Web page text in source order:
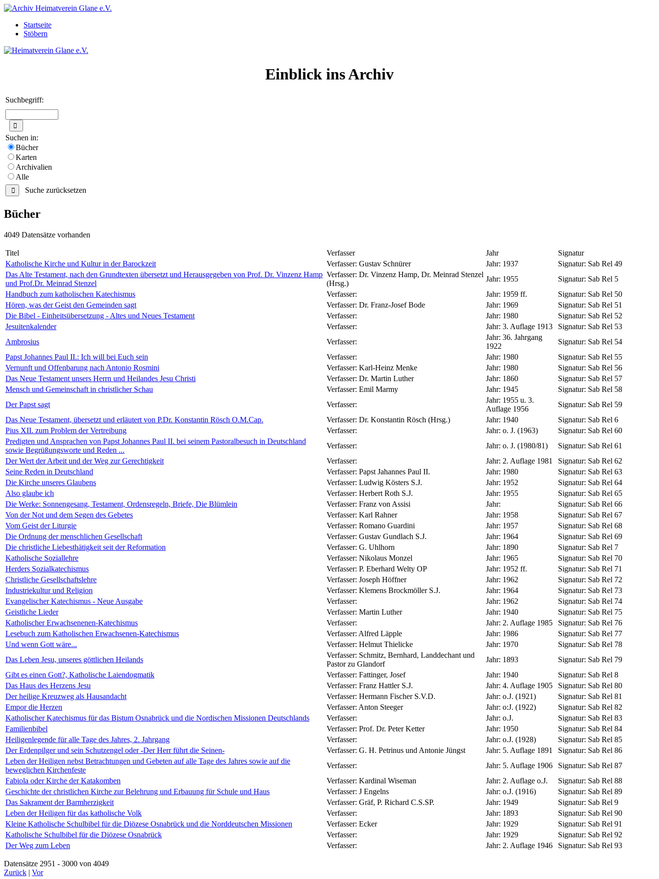
Startseite
Stöbern
Einblick ins Archiv
Suchbegriff:
Suchen in:
Bücher
Karten
Archivalien
Alle
Suche zurücksetzen
Bücher
4049 Datensätze vorhanden
Titel Verfasser Jahr
Signatur
Katholische Kirche und Kultur in der Barockzeit
Verfasser: Gustav Schnürer Jahr: 1937 Signatur: Sab Rel 49
Das Alte Testament, nach den Grundtexten übersetzt und Herausgegeben von Prof. Dr. Vinzenz Hamp
und Prof.Dr. Meinrad Stenzel
Verfasser: Dr. Vinzenz Hamp, Dr. Meinrad Stenzel
(Hrsg.)
Jahr: 1955 Signatur: Sab Rel 5
Handbuch zum katholischen Katechismus
Verfasser: Jahr: 1959 ff. Signatur: Sab Rel 50
Hören, was der Geist den Gemeinden sagt
Verfasser: Dr. Franz-Josef Bode Jahr: 1969 Signatur: Sab Rel 51
Die Bibel - Einheitsübersetzung - Altes und Neues Testament
Verfasser: Jahr: 1980 Signatur: Sab Rel 52
Jesuitenkalender
Verfasser: Jahr: 3. Auflage 1913 Signatur: Sab Rel 53
Ambrosius
Verfasser:
Jahr: 36. Jahrgang
1922
Signatur: Sab Rel 54
Papst Johannes Paul II.: Ich will bei Euch sein
Verfasser: Jahr: 1980 Signatur: Sab Rel 55
Vernunft und Offenbarung nach Antonio Rosmini
Verfasser: Karl-Heinz Menke Jahr: 1980 Signatur: Sab Rel 56
Das Neue Testament unsers Herrn und Heilandes Jesu Christi
Verfasser: Dr. Martin Luther Jahr: 1860 Signatur: Sab Rel 57
Mensch und Gemeinschaft in christlicher Schau
Verfasser: Emil Marmy Jahr: 1945 Signatur: Sab Rel 58
Der Papst sagt
Verfasser:
Jahr: 1955 u. 3.
Auflage 1956
Signatur: Sab Rel 59
Das Neue Testament, übersetzt und erläutert von P.Dr. Konstantin Rösch O.M.Cap.
Verfasser: Dr. Konstantin Rösch (Hrsg.) Jahr: 1940 Signatur: Sab Rel 6
Pius XII. zum Problem der Vertreibung
Verfasser: Jahr: o. J. (1963) Signatur: Sab Rel 60
Predigten und Ansprachen von Papst Johannes Paul II. bei seinem Pastoralbesuch in Deutschland
sowie Begrüßungsworte und Reden ...
Verfasser: Jahr: o. J. (1980/81) Signatur: Sab Rel 61
Der Wert der Arbeit und der Weg zur Gerechtigkeit
Verfasser: Jahr: 2. Auflage 1981 Signatur: Sab Rel 62
Seine Reden in Deutschland
Verfasser: Papst Jahannes Paul II. Jahr: 1980 Signatur: Sab Rel 63
Die Kirche unseres Glaubens
Verfasser: Ludwig Kösters S.J. Jahr: 1952 Signatur: Sab Rel 64
Also glaube ich
Verfasser: Herbert Roth S.J. Jahr: 1955 Signatur: Sab Rel 65
Die Werke: Sonnengesang, Testament, Ordensregeln, Briefe, Die Blümlein
Verfasser: Franz von Assisi Jahr: Signatur: Sab Rel 66
Von der Not und dem Segen des Gebetes
Verfasser: Karl Rahner Jahr: 1958 Signatur: Sab Rel 67
Vom Geist der Liturgie
Verfasser: Romano Guardini Jahr: 1957 Signatur: Sab Rel 68
Die Ordnung der menschlichen Gesellschaft
Verfasser: Gustav Gundlach S.J. Jahr: 1964 Signatur: Sab Rel 69
Die christliche Liebesthätigkeit seit der Reformation
Verfasser: G. Uhlhorn Jahr: 1890 Signatur: Sab Rel 7
Katholische Soziallehre
Verfasser: Nikolaus Monzel Jahr: 1965 Signatur: Sab Rel 70
Herders Sozialkatechismus
Verfasser: P. Eberhard Welty OP Jahr: 1952 ff. Signatur: Sab Rel 71
Christliche Gesellschaftslehre
Verfasser: Joseph Höffner Jahr: 1962 Signatur: Sab Rel 72
Industriekultur und Religion
Verfasser: Klemens Brockmöller S.J. Jahr: 1964 Signatur: Sab Rel 73
Evangelischer Katechismus - Neue Ausgabe
Verfasser: Jahr: 1962 Signatur: Sab Rel 74
Geistliche Lieder
Verfasser: Martin Luther Jahr: 1940 Signatur: Sab Rel 75
Katholischer Erwachsenenen-Katechismus
Verfasser: Jahr: 2. Auflage 1985 Signatur: Sab Rel 76
Lesebuch zum Katholischen Erwachsenen-Katechismus
Verfasser: Alfred Läpple Jahr: 1986 Signatur: Sab Rel 77
Und wenn Gott wäre...
Verfasser: Helmut Thielicke Jahr: 1970 Signatur: Sab Rel 78
Das Leben Jesu, unseres göttlichen Heilands
Verfasser: Schmitz, Bernhard, Landdechant und
Pastor zu Glandorf
Jahr: 1893 Signatur: Sab Rel 79
Gibt es einen Gott?, Katholische Laiendogmatik
Verfasser: Fattinger, Josef Jahr: 1940 Signatur: Sab Rel 8
Das Haus des Herzens Jesu
Verfasser: Franz Hattler S.J. Jahr: 4. Auflage 1905 Signatur: Sab Rel 80
Der heilige Kreuzweg als Hausandacht
Verfasser: Hermann Fischer S.V.D. Jahr: o.J. (1921) Signatur: Sab Rel 81
Empor die Herzen
Verfasser: Anton Steeger Jahr: o:J. (1922) Signatur: Sab Rel 82
Katholischer Katechismus für das Bistum Osnabrück und die Nordischen Missionen Deutschlands
Verfasser: Jahr: o.J. Signatur: Sab Rel 83
Familienbibel
Verfasser: Prof. Dr. Peter Ketter Jahr: 1950 Signatur: Sab Rel 84
Heiligenlegende für alle Tage des Jahres, 2. Jahrgang
Verfasser: Jahr: o.J. (1928) Signatur: Sab Rel 85
Der Erdenpilger und sein Schutzengel oder -Der Herr führt die Seinen-
Verfasser: G. H. Petrinus und Antonie Jüngst Jahr: 5. Auflage 1891 Signatur: Sab Rel 86
Leben der Heiligen nebst Betrachtungen und Gebeten auf alle Tage des Jahres sowie auf die
beweglichen Kirchenfeste
Verfasser: Jahr: 5. Auflage 1906 Signatur: Sab Rel 87
Fabiola oder Kirche der Katakomben
Verfasser: Kardinal Wiseman Jahr: 2. Auflage o.J. Signatur: Sab Rel 88
Geschichte der christlichen Kirche zur Belehrung und Erbauung für Schule und Haus
Verfasser: J Engelns Jahr: o.J. (1916) Signatur: Sab Rel 89
Das Sakrament der Barmherzigkeit
Verfasser: Gräf, P. Richard C.S.SP. Jahr: 1949 Signatur: Sab Rel 9
Leben der Heiligen für das katholische Volk
Verfasser: Jahr: 1893 Signatur: Sab Rel 90
Kleine Katholische Schulbibel für die Diözese Osnabrück und die Norddeutschen Missionen
Verfasser: Ecker Jahr: 1929 Signatur: Sab Rel 91
Katholische Schulbibel für die Diözese Osnabrück
Verfasser: Jahr: 1929 Signatur: Sab Rel 92
Der Weg zum Leben
Verfasser: Jahr: 2. Auflage 1946 Signatur: Sab Rel 93
Datensätze 2951 - 3000 von 4049
Zurück | Vor